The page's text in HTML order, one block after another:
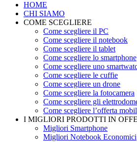
HOME
CHI SIAMO
COME SCEGLIERE
Come scegliere il PC
Come scegliere il notebook
Come scegliere il tablet
Come scegliere lo smartphone
Come scegliere uno
Come scegliere le cuffie
Come scegliere un drone
Come scegliere la fotocamera
Come scegliere gli
Come scegliere l’offerta
I MIGLIORI PRODOTTI IN
Migliori Smartphone
Migliori Notebook Economici